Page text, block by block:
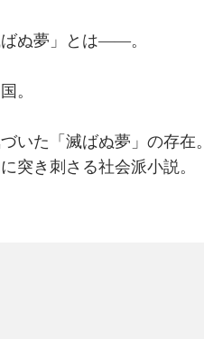
ぬ夢」とは――。
。
いた「滅ばぬ夢」の存在。
突き刺さる社会派小説。